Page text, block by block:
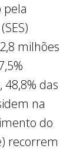
pela
milhões
das
na
do
recorrem